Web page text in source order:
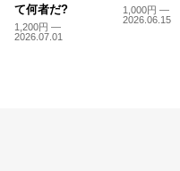
て何者だ?
1,200円 —
2026.07.01
1,000円 —
2026.06.15